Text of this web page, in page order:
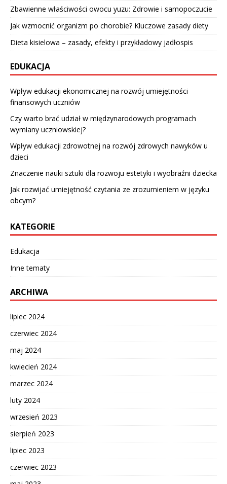
Zbawienne właściwości owocu yuzu: Zdrowie i samopoczucie
Jak wzmocnić organizm po chorobie? Kluczowe zasady diety
Dieta kisielowa – zasady, efekty i przykładowy jadłospis
EDUKACJA
Wpływ edukacji ekonomicznej na rozwój umiejętności
finansowych uczniów
Czy warto brać udział w międzynarodowych programach
wymiany uczniowskiej?
Wpływ edukacji zdrowotnej na rozwój zdrowych nawyków u
dzieci
Znaczenie nauki sztuki dla rozwoju estetyki i wyobraźni dziecka
Jak rozwijać umiejętność czytania ze zrozumieniem w języku
obcym?
KATEGORIE
Edukacja
Inne tematy
ARCHIWA
lipiec 2024
czerwiec 2024
maj 2024
kwiecień 2024
marzec 2024
luty 2024
wrzesień 2023
sierpień 2023
lipiec 2023
czerwiec 2023